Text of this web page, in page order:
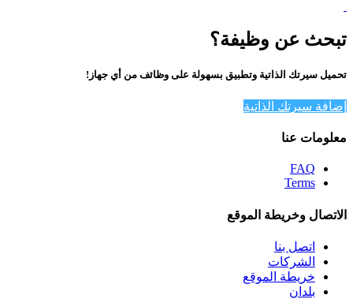
تبحث عن وظيفة؟
تحميل سيرتك الذاتية وتطبيق بسهولة على وظائف من أي جهاز!
إضافة سيرتك الذاتية
معلومات عنا
FAQ
Terms
الاتصال وخريطة الموقع
اتصل بنا
الشركات
خريطة الموقع
بلدان